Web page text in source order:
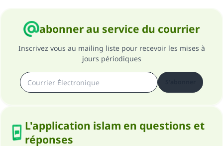
abonner au service du courrier
Inscrivez vous au mailing liste pour recevoir les mises à
jours périodiques
L'application islam en questions et
réponses